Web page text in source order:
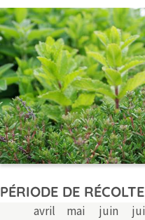
PÉRIODE DE
avril mai juin